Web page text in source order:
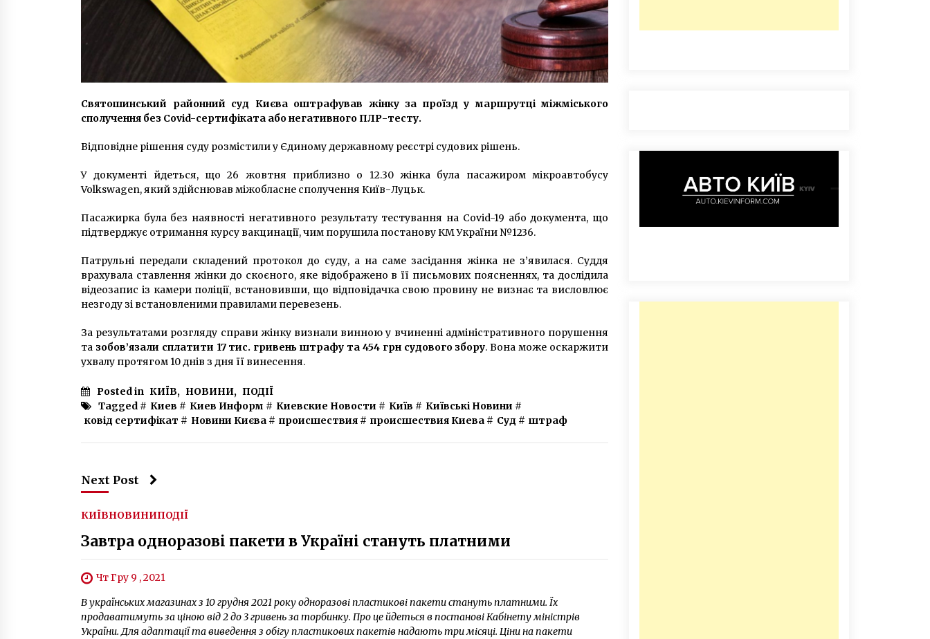
Святошинський районний суд Києва оштрафував жінку за проїзд у маршрутці міжміського
сполучення без Covid-сертифіката або негативного ПЛР-тесту.
Відповідне рішення суду розмістили у Єдиному державному реєстрі судових рішень.
У документі йдеться, що 26 жовтня приблизно о 12.30 жінка була пасажиром мікроавтобусу
Volkswagen, який здійснював міжобласне сполучення Київ-Луцьк.
Пасажирка була без наявності негативного результату тестування на Covid-19 або документа, що
підтверджує отримання курсу вакцинації, чим порушила постанову КМ України №1236.
Патрульні передали складений протокол до суду, а на саме засідання жінка не з’явилася. Суддя
врахувала ставлення жінки до скоєного, яке відображено в її письмових поясненнях, та дослідила
відеозапис із камери поліції, встановивши, що відповідачка свою провину не визнає та висловлює
незгоду зі встановленими правилами перевезень.
За результатами розгляду справи жінку визнали винною у вчиненні адміністративного порушення
та зобов’язали сплатити 17 тис. гривень штрафу та 454 грн судового збору. Вона може оскаржити
ухвалу протягом 10 днів з дня її винесення.
Posted in КИЇВ, НОВИНИ, ПОДІЇ
Tagged # Киев # Киев Информ # Киевские Новости # Київ # Київські Новини #
ковід сертифікат # Новини Києва # происшествия # происшествия Киева # Суд # штраф
Next Post
КИЇВНОВИНИПОДІЇ
Завтра одноразові пакети в Україні стануть платними
Чт Гру 9 , 2021
В українських магазинах з 10 грудня 2021 року одноразові пластикові пакети стануть платними. Їх
продаватимуть за ціною від 2 до 3 гривень за торбинку. Про це йдеться в постанові Кабінету міністрів
України. Для адаптації та виведення з обігу пластикових пакетів надають три місяці. Ціни на пакети